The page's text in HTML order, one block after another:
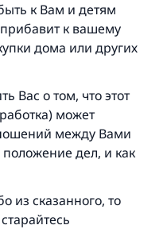
к Вам и детям
к вашему
дома или других
Вас о том, что этот
может
между Вами
дел, и как
из сказанного, то